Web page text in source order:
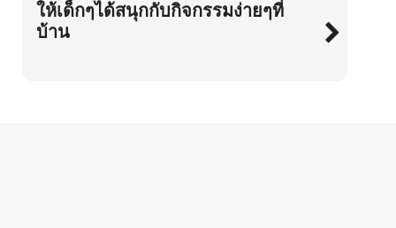
ให้เด็กๆได้สนุกกับกิจกรรมง่ายๆที่
บ้าน